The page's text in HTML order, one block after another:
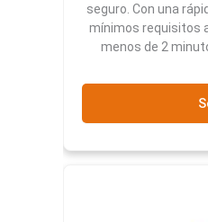
seguro. Con una
mínimos requisitos
menos de 2